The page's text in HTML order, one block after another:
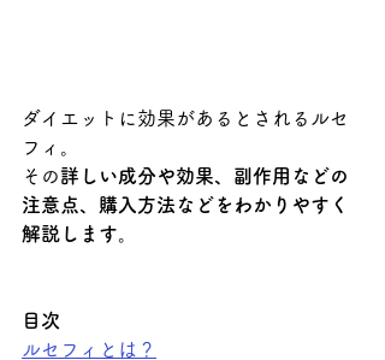
ダイエットに効果があるとされるルセ
フィ。
その詳しい成分や効果、副作用などの
注意点、購入方法などをわかりやすく
解説します。
目次
ルセフィとは？